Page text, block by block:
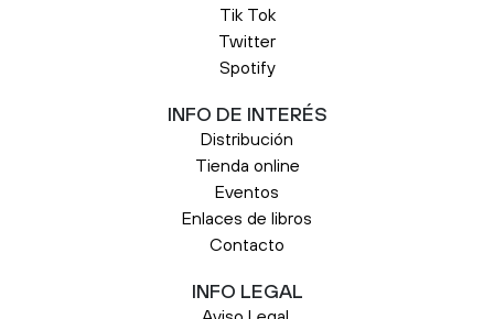
Tik Tok
Twitter
Spotify
INFO DE INTERÉS
Distribución
Tienda online
Eventos
Enlaces de libros
Contacto
INFO LEGAL